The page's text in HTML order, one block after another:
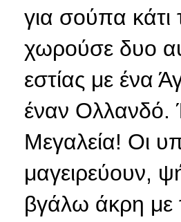
για σούπα
χωρούσε δυο
εστίας με ένα
έναν Ολλανδό.
Μεγαλεία! Οι
μαγειρεύουν,
βγάλω άκρη με